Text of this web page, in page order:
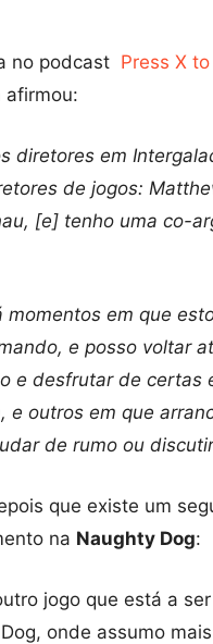
no podcast Press X
afirmou:
diretores em
de jogos:
[e] tenho uma co-
momentos em que
e posso voltar
e desfrutar de certas
e outros em que
de rumo ou
que existe um
na Naughty Dog:
jogo que está a
onde assumo